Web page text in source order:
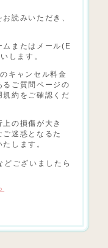
お読みいただき、
ムまたはメール(E
します。
キャンセル料金
ご質問ページの
規約をご確認くだ
の損傷が大き
ご迷惑となるた
します。
どございましたら